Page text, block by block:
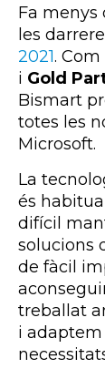
Fa menys
les
2021.
i Gold
Bismart
totes les
Microsoft.
La
és
difícil
solucions
de fàcil
treballat
i adaptem